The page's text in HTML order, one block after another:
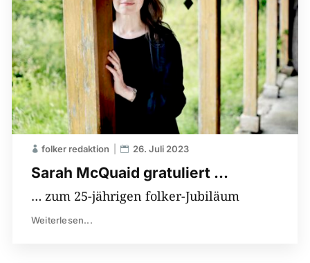
Sarah McQuaid gratuliert …
folker redaktion 26. Juli 2023
… zum 25-jährigen folker-Jubiläum
Weiterlesen...